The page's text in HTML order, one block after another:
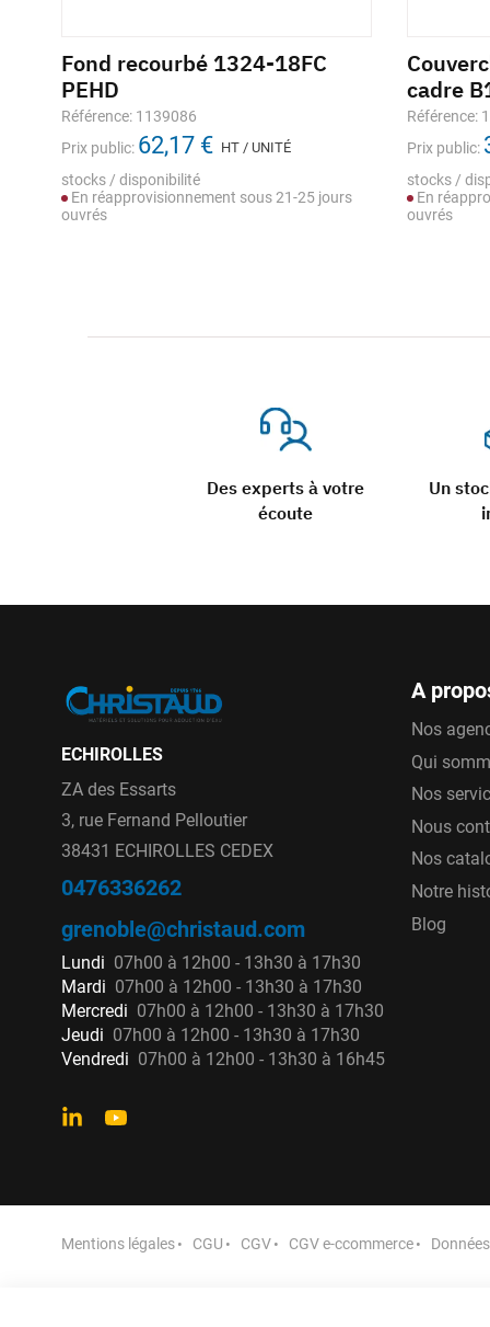
Des experts à votre
écoute
Un
Fond recourbé 1324-18FC
PEHD
Référence: 1139086
Prix public: 62,17 € HT / UNITÉ
stocks / disponibilité
En réapprovisionnement sous 21-25 jours
ouvrés
cadre
Référence:
Prix public:
stocks /
En
ouvrés
ECHIROLLES
ZA des Essarts
3, rue Fernand Pelloutier
38431 ECHIROLLES CEDEX
0476336262
grenoble@christaud.com
Lundi 07h00 à 12h00 - 13h30 à 17h30
Mardi 07h00 à 12h00 - 13h30 à 17h30
Mercredi 07h00 à 12h00 - 13h30 à 17h30
Jeudi 07h00 à 12h00 - 13h30 à 17h30
Vendredi 07h00 à 12h00 - 13h30 à 16h45
A
Nos
Qui
Nos
Nous
Nos
Notre
Blog
Mentions légales CGU CGV CGV e-ccommerce